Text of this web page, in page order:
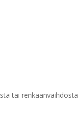
tai renkaanvaihdosta